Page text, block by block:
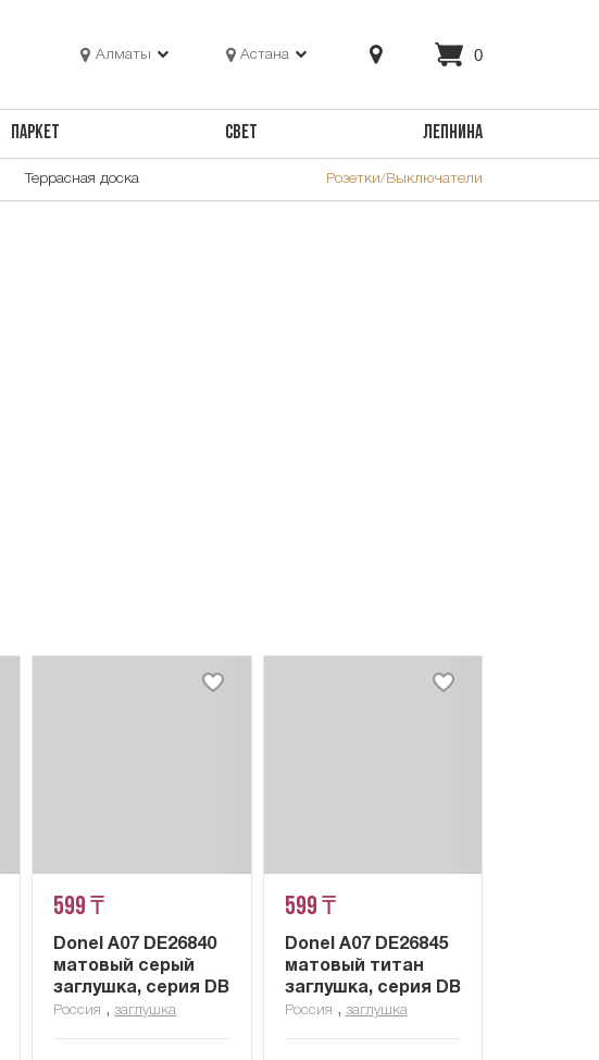
Алматы Астана 0
ПАРКЕТ СВЕТ ЛЕПНИНА
Террасная доска Розетки/Выключатели
599 ₸
Donel A07 DE26840
матовый серый
заглушка, серия DB
Россия ,заглушка
599 ₸
Donel A07 DE26845
матовый титан
заглушка, серия DB
Россия , заглушка